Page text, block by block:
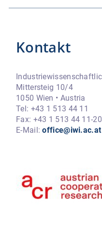
Kontakt
Mittersteig 10/4
1050 Wien • Austria
Tel: +43 1 513 44 11
Fax: +43 1 513 44 11-
E-Mail:office@iwi.ac.at